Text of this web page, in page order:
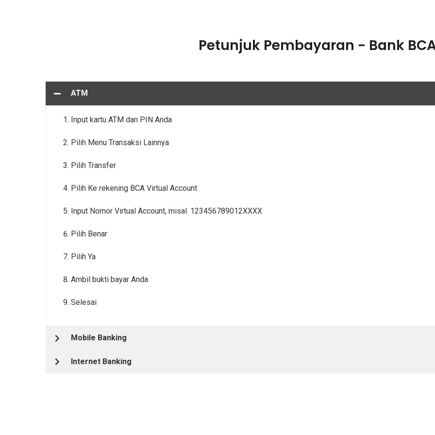
Petunjuk Pembayaran - Bank
ATM
Input kartu ATM dan PIN Anda
Pilih Menu Transaksi Lainnya
Pilih Transfer
Pilih Ke rekening BCA Virtual Account
Input Nomor Virtual Account, misal. 123456789012XXXX
Pilih Benar
Pilih Ya
Ambil bukti bayar Anda
Selesai
Mobile Banking
Internet Banking